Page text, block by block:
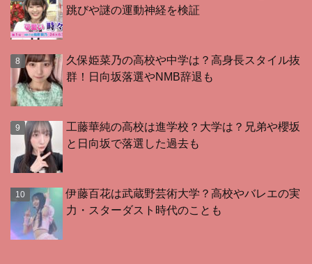
跳びや謎の運動神経を検証
久保姫菜乃の高校や中学は？高身長スタイル抜
群！日向坂落選やNMB辞退も
工藤華純の高校は進学校？大学は？兄弟や櫻坂
と日向坂で落選した過去も
伊藤百花は武蔵野芸術大学？高校やバレエの実
力・スターダスト時代のことも